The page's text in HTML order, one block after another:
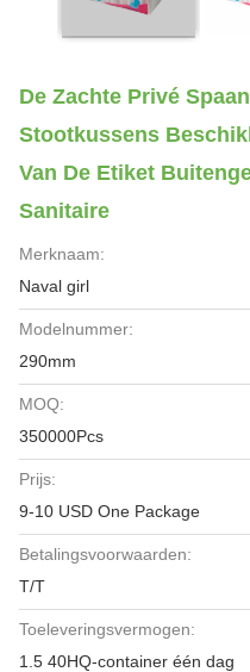
De Zachte Privé
Stootkussens
Van De Etiket
Sanitaire
Merknaam:
Naval girl
Modelnummer:
290mm
MOQ:
350000Pcs
Prijs:
9-10 USD One Package
Betalingsvoorwaarden:
T/T
Toeleveringsvermogen:
1.5 40HQ-container één dag